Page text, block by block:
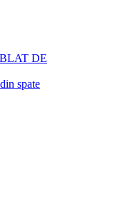
DE
spate